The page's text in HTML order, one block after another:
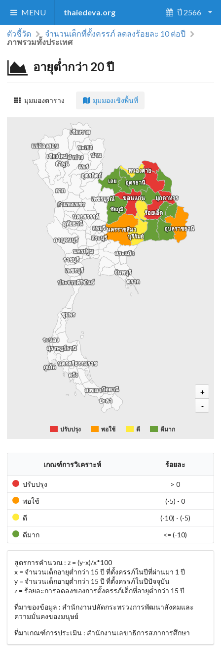
MENU thaiedeva.org ปี 2566
ตัวชี้วัด
จำนวนเด็กที่ตั้งครรภ์ ลดลงร้อยละ 10 ต่อปี
ภาพรวมทั้งประเทศ
อายุต่ำกว่า 20 ปี
มุมมองตาราง มุมมองเชิงพื้นที่
+
-
ขอนแก่น
ขอนแก่น
ชัยภูมิ
ชัยภูมิ
นครราชสีมา
นครราชสีมา
บุรีรัมย์
บุรีรัมย์
มุกดาหาร
มุกดาหาร
ร้อยเอ็ด
ร้อยเอ็ด
เลย
เลย
หนองคาย
หนองคาย
อุดรธานี
อุดรธานี
อุบลราชธานี
อุบลราชธานี
แพร่
แพร่
จันทบุรี
จันทบุรี
สุราษฎร์ธานี
สุราษฎร์ธานี
ตรัง
ตรัง
ตราด
ตราด
พะเยา
พะเยา
กำแพงเพชร
กำแพงเพชร
ลพบุรี
ลพบุรี
นครปฐม
นครปฐม
เพชรบุรี
เพชรบุรี
เพชรบูรณ์
เพชรบูรณ์
ปัตตานี
ปัตตานี
ระนอง
ระนอง
ชุมพร
ชุมพร
นครศรีธรรมราช
นครศรีธรรมราช
สงขลา
สงขลา
เชียงใหม่
เชียงใหม่
ลำพูน
ลำพูน
น่าน
น่าน
ลำปาง
ลำปาง
กาญจนบุรี
กาญจนบุรี
ตาก
ตาก
ประจวบคีรีขันธ์
ประจวบคีรีขันธ์
สระแก้ว
สระแก้ว
แม่ฮ่องสอน
แม่ฮ่องสอน
ภูเก็ต
ภูเก็ต
ยะลา
ยะลา
เชียงราย
เชียงราย
อุตรดิตถ์
อุตรดิตถ์
อุทัยธานี
อุทัยธานี
นครสวรรค์
นครสวรรค์
สระบุรี
สระบุรี
ราชบุรี
ราชบุรี
ปรับปรุง พอใช้ ดี ดีมาก
เกณฑ์การวิเคราะห์ ร้อยละ
ปรับปรุง
> 0
พอใช้
(-5) - 0
ดี
(-10) - (-5)
ดีมาก
<= (-10)
สูตรการคำนวณ : z = (y-x)/x*100
x = จำนวนเด็กอายุต่ำกว่า 15 ปี ที่ตั้งครรภ์ในปีที่ผ่านมา 1 ปี
y = จำนวนเด็กอายุต่ำกว่า 15 ปี ที่ตั้งครรภ์ในปีปัจจุบัน
z = ร้อยละการลดลงของการตั้งครรภ์เด็กที่อายุต่ำกว่า 15 ปี
ที่มาของข้อมูล : สำนักงานปลัดกระทรวงการพัฒนาสังคมและ
ความมั่นคงของมนุษย์
ที่มาเกณฑ์การประเมิน : สำนักงานเลขาธิการสภาการศึกษา